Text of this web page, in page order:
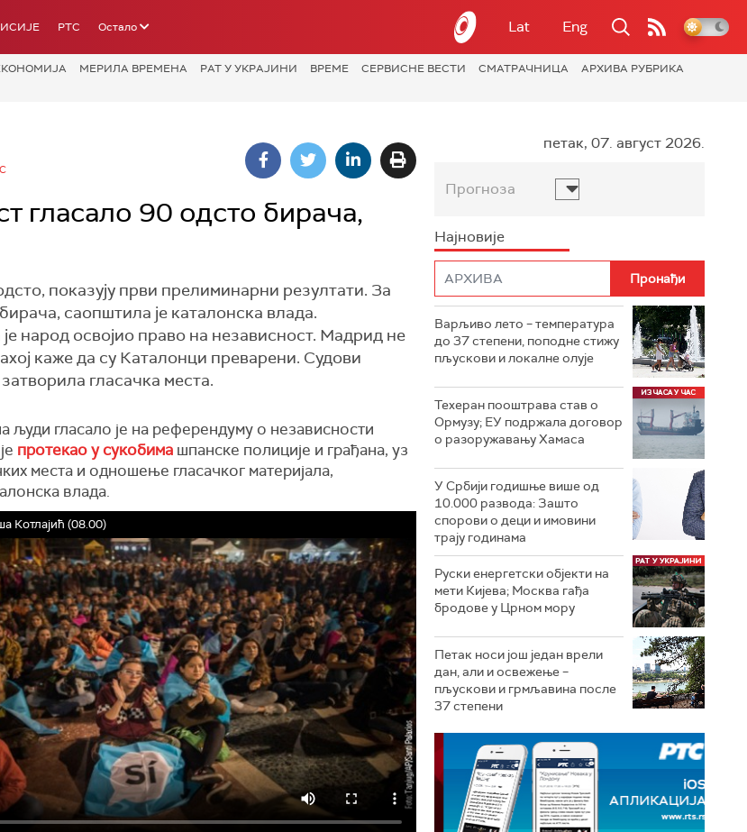
РТС Остало Lat Eng
МЕРИЛА ВРЕМЕНА РАТ У УКРАЈИНИ ВРЕМЕ СЕРВИСНЕ ВЕСТИ СМАТРАЧНИЦА
АРХИВА РУБРИКА
гласало 90 одсто бирача,
показују први прелиминарни резултати. За
саопштила је каталонска влада.
народ освојио право на независност. Мадрид не
каже да су Каталонци преварени. Судови
гласачка места.
људи гласало је на референдуму о независности
протекао у сукобима шпанске полиције и грађана, уз
места и одношење гласачког материјала,
влада.
Котлајић (08.00)
петак, 07. август 2026.
Прогноза
Најновије
Варљиво лето – температура
до 37 степени, поподне стижу
пљускови и локалне олује
Техеран пооштрава став о
Ормузу; ЕУ подржала договор
о разоружавању Хамаса
У Србији годишње више од
10.000 развода: Зашто
спорови о деци и имовини
трају годинама
Руски енергетски објекти на
мети Кијева; Москва гађа
бродове у Црном мору
Петак носи још један врели
дан, али и освежење –
пљускови и грмљавина после
37 степени